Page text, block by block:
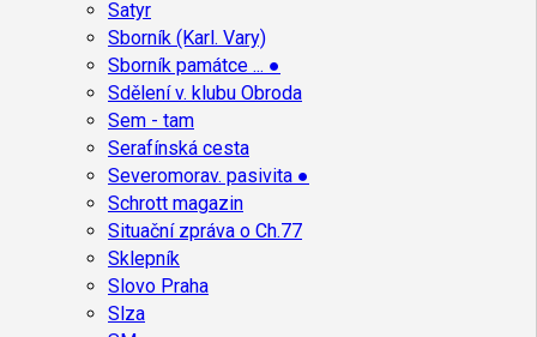
Satyr
Sborník (Karl. Vary)
Sborník památce ... ●
Sdělení v. klubu Obroda
Sem - tam
Serafínská cesta
Severomorav. pasivita ●
Schrott magazin
Situační zpráva o Ch.77
Sklepník
Slovo Praha
Slza